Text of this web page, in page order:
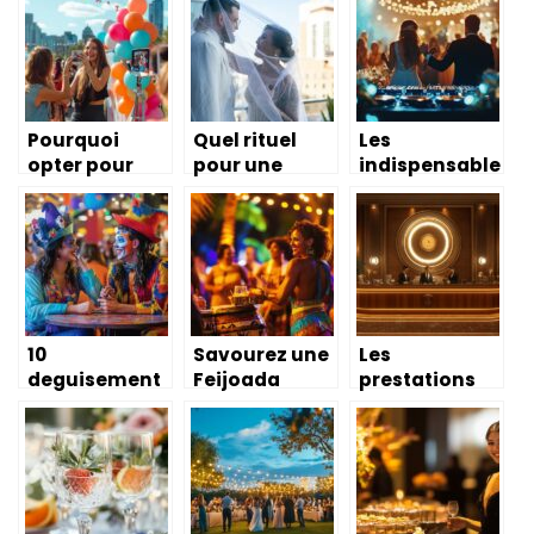
grâce aux
avis clients ?
location de
vidéoprojecte
ur à Nantes ?
Pourquoi
opter pour
une location
de
photobooth à
Montréal pour
votre
prochain
événement ?
Quel rituel
pour une
cérémonie
laïque ? Créez
des souvenirs
uniques avec
des symboles
forts
Les
indispensable
s du matériel
DJ
professionnel
pour animer
votre mariage
10
deguisement
s de couple
droles a
croquer : du
sandwich
geant au
Savourez une
Feijoada
Authentique
lors d’une
Soiree
Bresilienne a
Paris
Les
prestations
de luxe d’une
conciergerie
medicale : de
la prise de
rendez-vous